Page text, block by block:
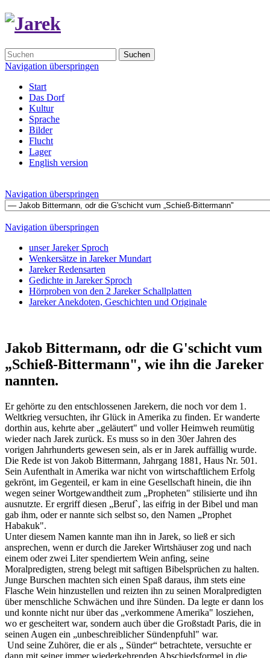
Suchen
Navigation überspringen
Start
Das Dorf
Kultur
Sprache
Bilder
Flucht
Lager
English version
Navigation überspringen
Navigation überspringen
unser Jareker Sproch
Wenkersätze in Jareker Mundart
Jareker Redensarten
Gedichte in Jareker Sproch
Hörproben von den 2 Jareker Schallplatten
Jareker Anekdoten, Geschichten und Originale
Jakob Bittermann, odr die G'schicht vum
„Schieß-Bittermann", wie ihn die Jareker
nannten.
Er gehörte zu den entschlossenen Jarekern, die noch vor dem 1.
Weltkrieg versuchten, ihr Glück in Amerika zu finden. Er wanderte
dorthin aus, kehrte aber „geläutert" und voller Heimweh reumütig
wieder nach Jarek zurück. Es muss so in den 30er Jahren des
vorigen Jahrhunderts gewesen sein, als er in Jarek auffällig wurde.
Die Rede ist von Jakob Bittermann, Jahrgang 1881, Haus Nr. 501.
Sein Aufenthalt in Amerika war nicht von wirtschaftlichem Erfolg
gekrönt, im Gegenteil, er kam in eine Gesellschaft hinein, die ihn
wegen seiner Wortgewandtheit zum „Propheten" stilisierte und ihn
ausnutzte. Er ergriff diesen „Beruf`, las eifrig in der Bibel und man
gab ihm, oder er nannte sich selbst so, den Namen „Prophet
Habakuk".
Unter diesem Namen kannte man ihn in Jarek, so ließ er sich
ansprechen, wenn er durch die Jareker Wirtshäuser zog und nach
einem oder zwei Liter spendiertem Wein anfing, seine
Moralpredigten, streng belegt mit saftigen Bibelsprüchen zu halten.
Junge Burschen machten sich einen Spaß daraus, ihm stets eine
Flasche Wein hinzustellen und reizten ihn zu seinen Moralpredigten
über menschliche Schwächen und ihre Sünden. Da legte er dann los
und konnte nicht nur über das „verkommene Amerika" losziehen,
wo er gescheitert war, sondern auch über die Großstadt Paris, die in
seinen Augen ein „unbeschreiblicher Sündenpfuhl" war.
Und seine Zuhörer, die er als „ Sünder“ betrachtete, versuchte er
dann mit seiner immer wiederkehrenden Abschiedsformel in die